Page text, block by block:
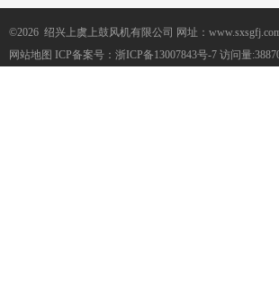
©2026 绍兴上虞上鼓风机有限公司 网址：
网站地图 ICP备案号： 浙ICP备13007843号-7 访问量